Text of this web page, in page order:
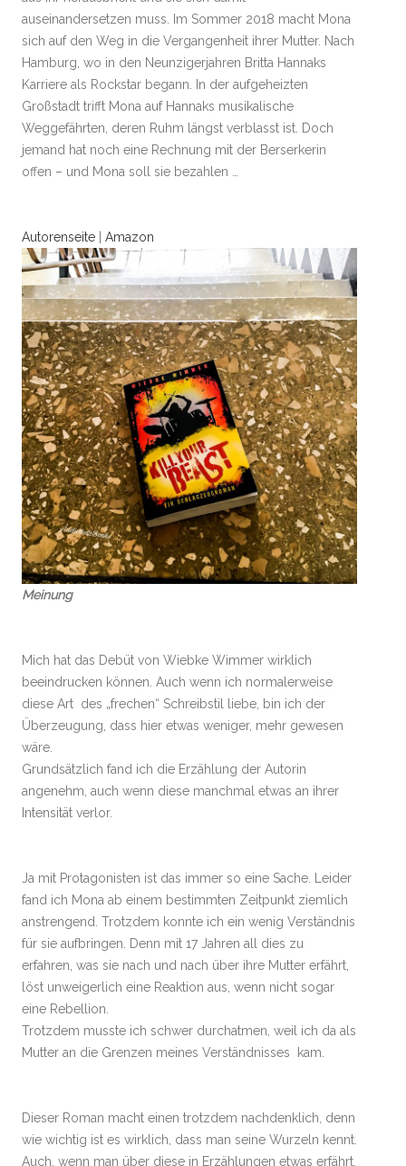
auseinandersetzen muss. Im Sommer 2018 macht Mona
sich auf den Weg in die Vergangenheit ihrer Mutter. Nach
Hamburg, wo in den Neunzigerjahren Britta Hannaks
Karriere als Rockstar begann. In der aufgeheizten
Großstadt trifft Mona auf Hannaks musikalische
Weggefährten, deren Ruhm längst verblasst ist. Doch
jemand hat noch eine Rechnung mit der Berserkerin
offen – und Mona soll sie bezahlen …
Autorenseite Amazon
Meinung
Mich hat das Debüt von Wiebke Wimmer wirklich
beeindrucken können. Auch wenn ich normalerweise
diese Art des „frechen“ Schreibstil liebe, bin ich der
Überzeugung, dass hier etwas weniger, mehr gewesen
wäre.
Grundsätzlich fand ich die Erzählung der Autorin
angenehm, auch wenn diese manchmal etwas an ihrer
Intensität verlor.
Ja mit Protagonisten ist das immer so eine Sache. Leider
fand ich Mona ab einem bestimmten Zeitpunkt ziemlich
anstrengend. Trotzdem konnte ich ein wenig Verständnis
für sie aufbringen. Denn mit 17 Jahren all dies zu
erfahren, was sie nach und nach über ihre Mutter erfährt,
löst unweigerlich eine Reaktion aus, wenn nicht sogar
eine Rebellion.
Trotzdem musste ich schwer durchatmen, weil ich da als
Mutter an die Grenzen meines Verständnisses kam.
Dieser Roman macht einen trotzdem nachdenklich, denn
wie wichtig ist es wirklich, dass man seine Wurzeln kennt.
Auch, wenn man über diese in Erzählungen etwas erfährt.